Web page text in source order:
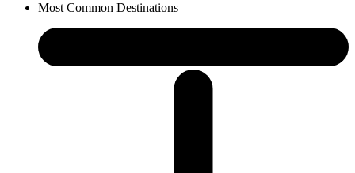
Most Common Destinations